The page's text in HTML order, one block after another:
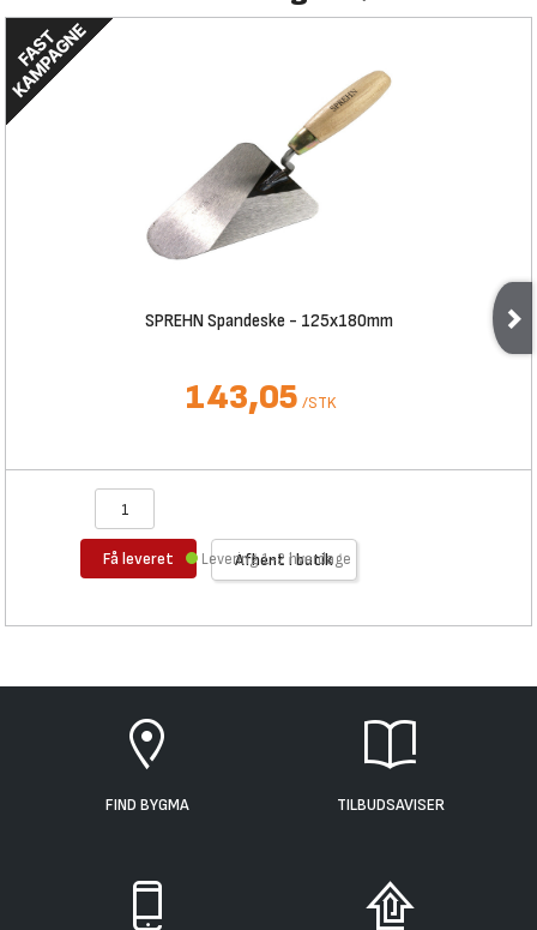
SPREHN Spandeske - 125x180mm
143,05 /STK
Få leveret Afhent i butik
Levering 1-2 hverdage
FIND BYGMA TILBUDSAVISER